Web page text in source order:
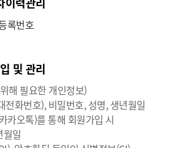
록번호
및 관리
해 필요한 개인정보)
전화번호), 비밀번호, 성명, 생년월일
카오톡)를 통해 회원가입 시
월일